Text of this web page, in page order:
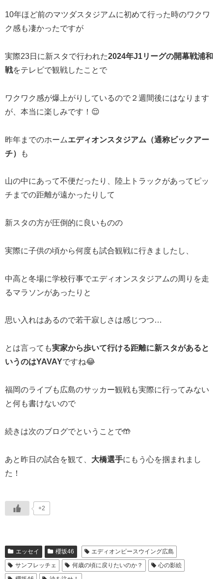
10年ほど前のマツダスタジアムに初めて行った時のワクワ
ク感も凄かったですが
実際23日に新スタで行われた2024年J1リーグの開幕戦浦和
戦をテレビで観戦したことで
ワクワク感が爆上がりしているので２週間後にはなります
が、本当に楽しみです！😌
昨年までのホームエディオンスタジアム（通称ビックアー
チ）
も
山の中にあって不便だったり、陸上トラックがあってピッ
チまでの距離が遠かったりして
新スタの方が圧倒的に良いものの
実際に子供の頃から何度も試合観戦に行きましたし、
中高と冬場に学校行事でエディオンスタジアムの周りを走
るマラソンがあったりと
思い入れはあるので若干寂しさは感じつつ…
とは言っても実家から歩いて行ける距離に新スタがあると
いうのはYAVAYですね😂
福岡のライブも広島のサッカー観戦も実際に行ってみない
と何も書けないので
続きは次のブログでということで🤲
あと昨日の試合を観て、 大橋選手にもう心を掴まれまし
た！
+2
エッセイ 櫻坂46
エディオンピースウイング広島
サンフレッチェ
何歳の頃に戻りたいのか？
心の影絵